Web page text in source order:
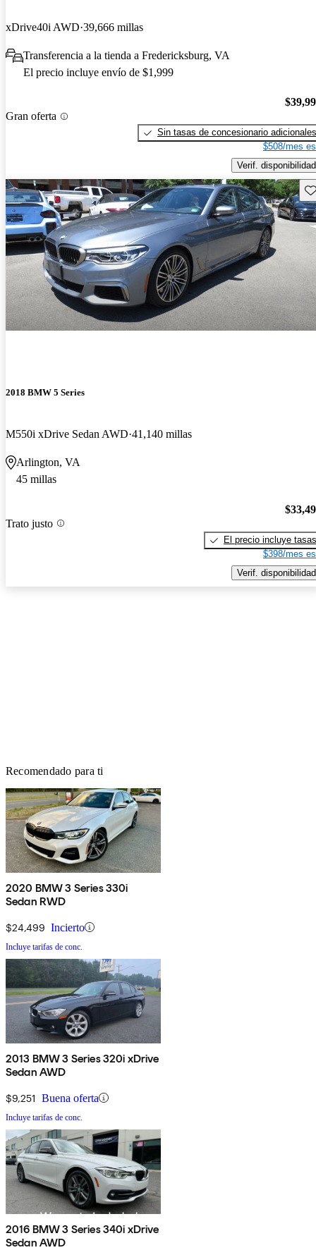
xDrive40i AWD 39,666 millas
Transferencia a la tienda a Fredericksburg, VA
El precio incluye envío de $1,999
Gran oferta
Sin tasas de concesionario adicionales
$508/mes
Verif. disponibilidad
2018 BMW 5 Series
M550i xDrive Sedan AWD 41,140 millas
Arlington, VA
45 millas
Trato justo
El precio incluye tasas
$398/mes
Verif. disponibilidad
Recomendado para ti
2020 BMW 3 Series 330i
Sedan RWD
$24,499 Incierto
Incluye tarifas de conc.
2013 BMW 3 Series 320i xDrive
Sedan AWD
$9,251 Buena oferta
Incluye tarifas de conc.
2016 BMW 3 Series 340i xDrive
Sedan AWD